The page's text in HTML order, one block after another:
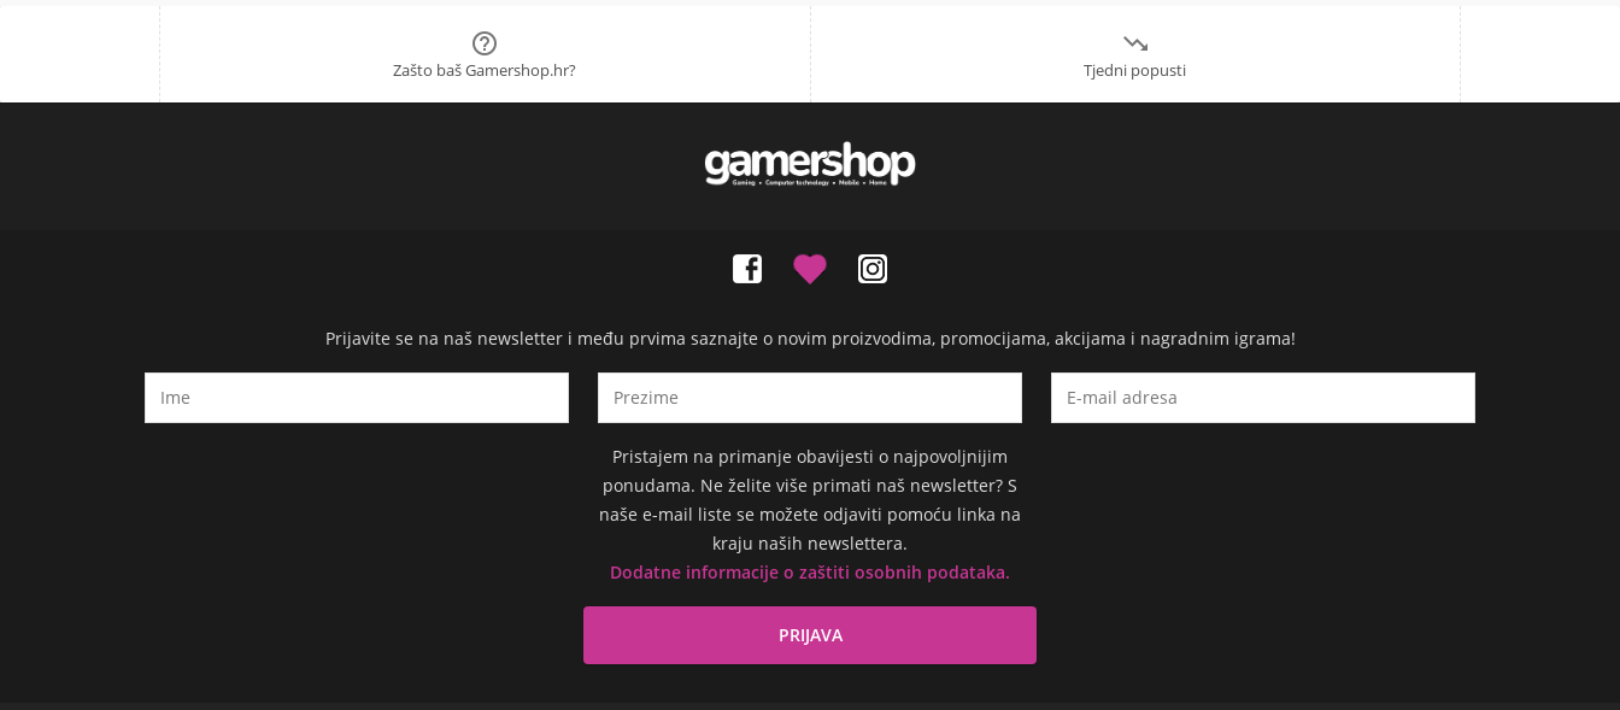

Zašto baš Gamershop.hr?

Tjedni popusti
Prijavite se na naš newsletter i među prvima saznajte o novim proizvodima, promocijama, akcijama i nagradnim igrama!
Pristajem na primanje obavijesti o najpovoljnijim
ponudama. Ne želite više primati naš newsletter? S
naše e-mail liste se možete odjaviti pomoću linka na
kraju naših newslettera.
Dodatne informacije o zaštiti osobnih podataka.